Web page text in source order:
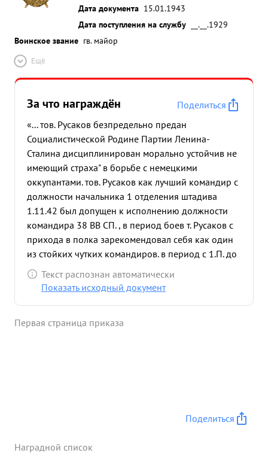
Дата документа 15.01.1943
Дата поступления на службу
__.__.1929
Воинское звание гв. майор
Ещё
За что награждён
Поделиться
«... тов. Русаков безпредельно предан
Социалистической Родине Партии Ленина-
Сталина дисциплинирован морально устойчив не
имеющий страха" в борьбе с немецкими
оккупантами. тов. Русаков как лучший командир с
должности начальника 1 отделения штадива
1.11.42 был допущен к исполнению должности
командира 38 ВВ СП. , в период боев т. Русаков с
прихода в полка зарекомендовал себя как один
из стойких чутких командиров. в период с 1.П. до
10.11.42 противник вовседневно с выс. 228.0 при
принимал контатаки с превосходящими силами.
противника и его технику. в период
что выс. 228.0 ввиду ее сильного укрепления взять
Текст распознан автоматически
Показать исходный документ
Первая страница приказа
Поделиться
Наградной список